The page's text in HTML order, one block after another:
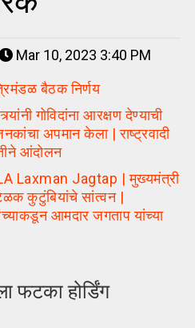
Mar 10, 2023 3:40 PM
बैठक निर्णय
गोविदांना आरक्षण देण्याची
अपमान केला | राष्ट्रवादी
आंदोलन
Laxman Jagtap | मुख्यमंत्री
कुटुंबियांचे सांत्वन |
आमदार जगताप यांच्या
फटका होर्डिंग